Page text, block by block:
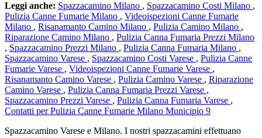
Leggi anche: Spazzacamino Milano , Spazzacamino Costi Milano ,
Pulizia Canne Fumarie Milano , Videoispezioni Canne Fumarie
Milano , Risanamanto Camino Milano , Pulizia Camino Milano ,
Riparazione Camino Milano , Pulizia Canna Fumaria Prezzi Milano
, Spazzacamino Prezzi Milano , Pulizia Canna Fumaria Milano ,
Spazzacamino Varese , Spazzacamino Costi Varese , Pulizia Canne
Fumarie Varese , Videoispezioni Canne Fumarie Varese ,
Risanamanto Camino Varese , Pulizia Camino Varese , Riparazione
Camino Varese , Pulizia Canna Fumaria Prezzi Varese ,
Spazzacamino Prezzi Varese , Pulizia Canna Fumaria Varese ,
Contatti per Pulizia Canne Fumarie Milano Municipio 9
Spazzacamino Varese e Milano. I nostri spazzacamini effettuano